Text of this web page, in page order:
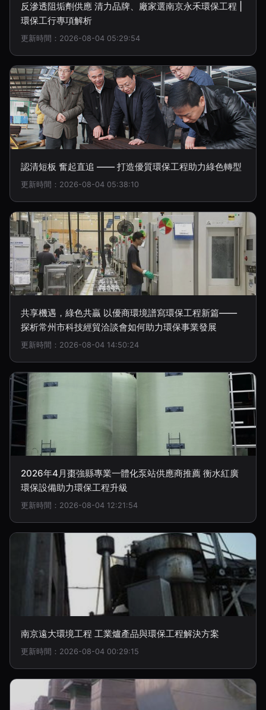
反滲透阻垢劑供應 清力品牌、廠家選南京永禾環保工程 |
環保工行專項解析
更新時間：2026-08-04 05:29:54
認清短板 奮起直追 —— 打造優質環保工程助力綠色轉型
更新時間：2026-08-04 05:38:10
共享機遇，綠色共贏 以優商環境譜寫環保工程新篇——
探析常州市科技經貿洽談會如何助力環保事業發展
更新時間：2026-08-04 14:50:24
2026年4月棗強縣專業一體化泵站供應商推薦 衡水紅廣
環保設備助力環保工程升級
更新時間：2026-08-04 12:21:54
南京遠大環境工程 工業爐產品與環保工程解決方案
更新時間：2026-08-04 00:29:15